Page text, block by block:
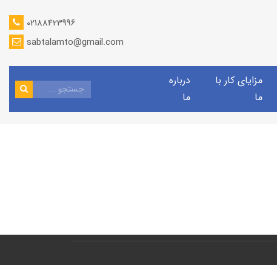
02188423996
sabtalamto@gmail.com
مزایای کار با
ما
درباره
ما